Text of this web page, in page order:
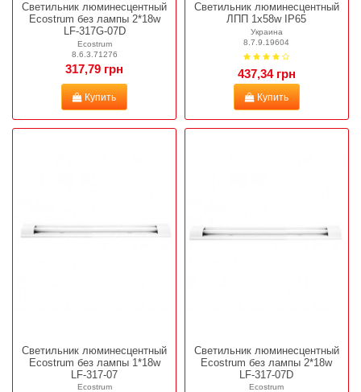
Светильник люминесцентный
Ecostrum без лампы 2*18w
LF-317G-07D
Ecostrum
8.6.3.71276
317,79 грн
Купить
Светильник люминесцентный
ЛПП 1x58w IP65
Украина
8.7.9.19604
437,34 грн
Купить
Светильник люминесцентный
Ecostrum без лампы 1*18w
LF-317-07
Ecostrum
Светильник люминесцентный
Ecostrum без лампы 2*18w
LF-317-07D
Ecostrum